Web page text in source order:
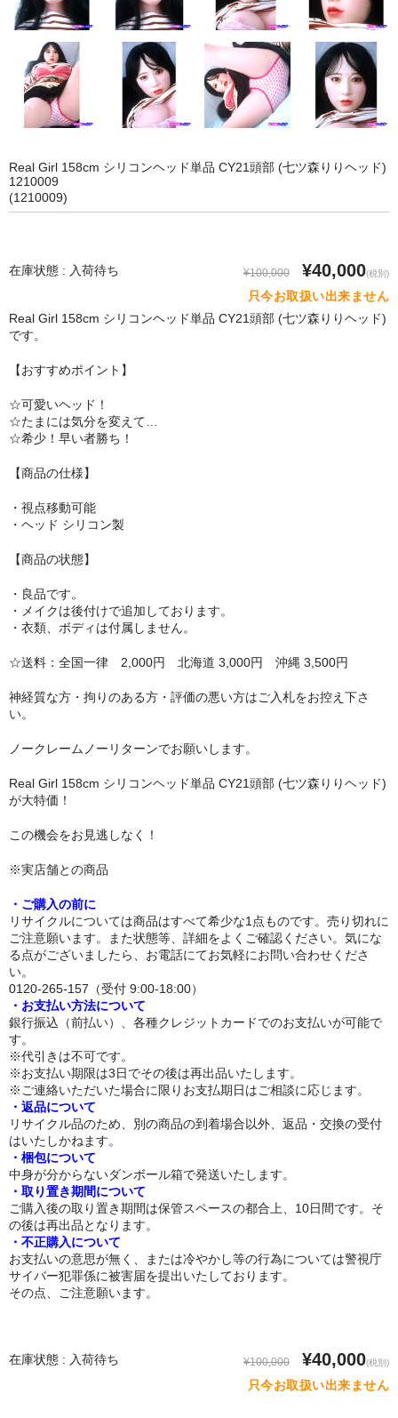
ベルドール東京
ラモンドール
パーフェクトボディ
AXB DOLL
Lexenjoy
Qita Doll
HANI DOLL
CRYSTAL DOLL
COSDOLL
qmmy
Banidoll
PIEDOLL
A-ONE
身長選択
100cm以下
110cm～130cm
135cm～150cm
155cm～160cm
ヘッド
トルソー
下半身ドール
スタイル
ロリ系
爆乳
おしり大きめ
平らな胸
小麦肌
Real Girl 158cm シリコンヘッド単品 CY21頭部 (七ツ森りりヘッド)
1210009
(1210009)
在庫状態 : 入荷待ち ¥100,000 ¥40,000(税別)
只今お取扱い出来ません
Real Girl 158cm シリコンヘッド単品 CY21頭部 (七ツ森りりヘッド)
です。
【おすすめポイント】
☆可愛いヘッド！
☆たまには気分を変えて…
☆希少！早い者勝ち！
【商品の仕様】
・視点移動可能
・ヘッド シリコン製
【商品の状態】
・良品です。
・メイクは後付けで追加しております。
・衣類、ボディは付属しません。
☆送料：全国一律 2,000円 北海道 3,000円 沖縄 3,500円
神経質な方・拘りのある方・評価の悪い方はご入札をお控え下さ
い。
ノークレームノーリターンでお願いします。
Real Girl 158cm シリコンヘッド単品 CY21頭部 (七ツ森りりヘッド)
が大特価！
この機会をお見逃しなく！
※実店舗との商品
・ご購入の前に
リサイクルについては商品はすべて希少な1点ものです。売り切れに
ご注意願います。また状態等、詳細をよくご確認ください。気にな
る点がございましたら、お電話にてお気軽にお問い合わせくださ
い。
0120-265-157（受付 9:00-18:00）
・お支払い方法について
銀行振込（前払い）、各種クレジットカードでのお支払いが可能で
す。
※代引きは不可です。
※お支払い期限は3日でその後は再出品いたします。
※ご連絡いただいた場合に限りお支払期日はご相談に応じます。
・返品について
リサイクル品のため、別の商品の到着場合以外、返品・交換の受付
はいたしかねます。
・梱包について
中身が分からないダンボール箱で発送いたします。
・取り置き期間について
ご購入後の取り置き期間は保管スペースの都合上、10日間です。そ
の後は再出品となります。
・不正購入について
お支払いの意思が無く、または冷やかし等の行為については警視庁
サイバー犯罪係に被害届を提出いたしております。
その点、ご注意願います。
在庫状態 : 入荷待ち ¥100,000 ¥40,000(税別)
只今お取扱い出来ません